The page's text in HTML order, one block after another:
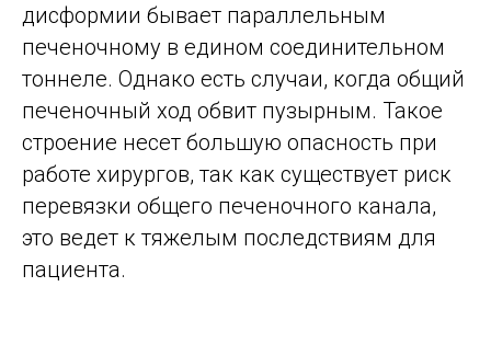
дисформии бывает параллельным
печеночному в едином соединительном
тоннеле. Однако есть случаи, когда общий
печеночный ход обвит пузырным. Такое
строение несет большую опасность при
работе хирургов, так как существует риск
перевязки общего печеночного канала,
это ведет к тяжелым последствиям для
пациента.